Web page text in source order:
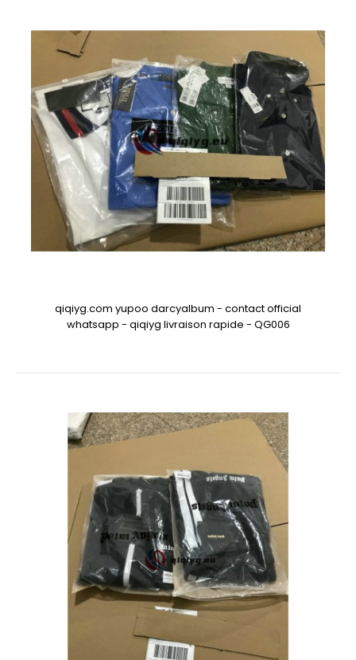
qiqiyg.com yupoo darcyalbum - contact official
whatsapp - qiqiyg livraison rapide - QG006